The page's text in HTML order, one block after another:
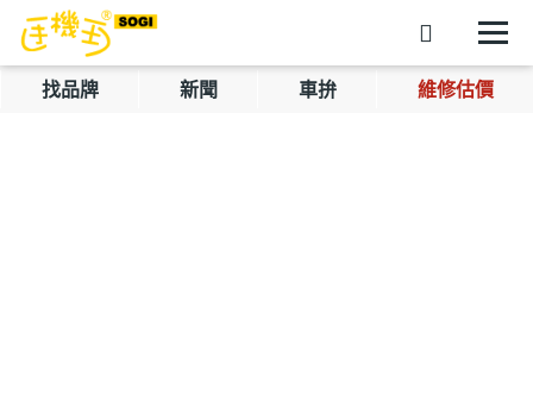
找品牌 新聞 車拚 維修估價